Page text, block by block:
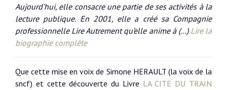
Aujourd’hui, elle consacre une partie de ses activités à la
lecture publique. En 2001, elle a créé sa Compagnie
professionnelle Lire Autrement qu’elle anime à (…) Lire la
biographie complète
Que cette mise en voix de Simone HERAULT (la voix de la
sncf) et cette découverte du Livre LA CITE DU TRAIN